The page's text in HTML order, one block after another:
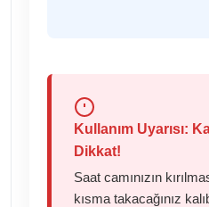
Kullanım Uyarısı:
Dikkat!
Saat camınızın
kısma takacağınız